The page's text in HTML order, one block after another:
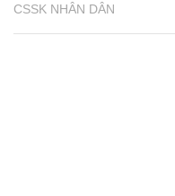
CSSK NHÂN DÂN